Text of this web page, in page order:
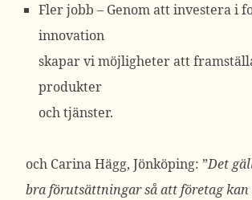
Fler jobb – Genom att investera i
innovation
skapar vi möjligheter att
produkter
och tjänster.
och Carina Hägg, Jönköping: ”Det
bra förutsättningar så att företag kan